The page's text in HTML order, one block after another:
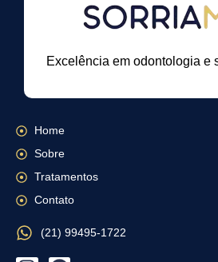
Excelência em odontologia e
Home
Sobre
Tratamentos
Contato
(21) 99495-1722